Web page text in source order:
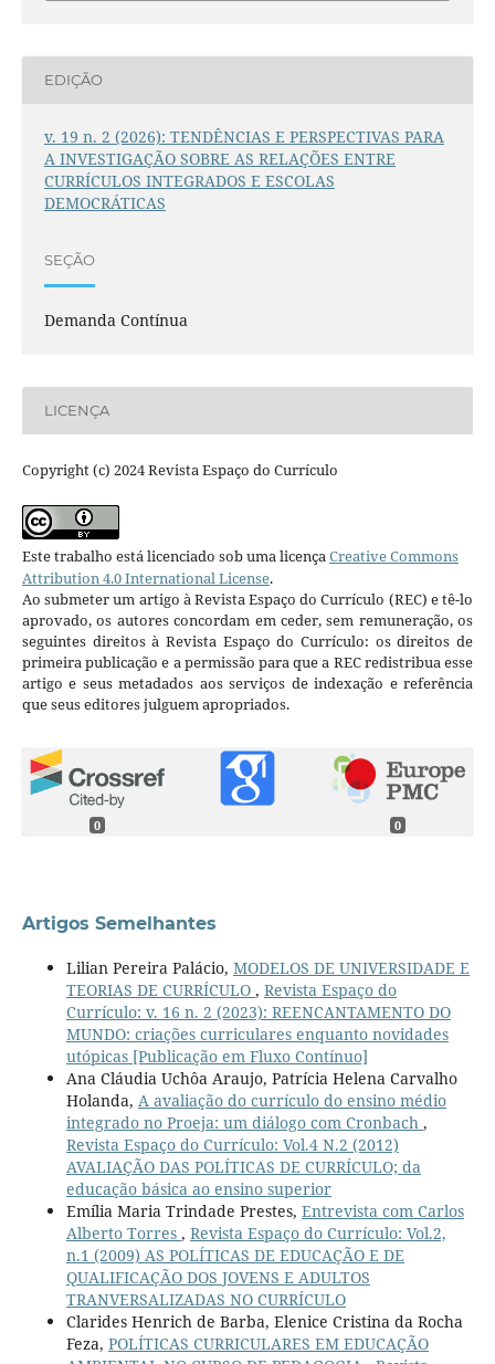
EDIÇÃO
v. 19 n. 2 (2026): TENDÊNCIAS E PERSPECTIVAS PARA
A INVESTIGAÇÃO SOBRE AS RELAÇÕES ENTRE
CURRÍCULOS INTEGRADOS E ESCOLAS
DEMOCRÁTICAS
SEÇÃO
Demanda Contínua
LICENÇA
Copyright (c) 2024 Revista Espaço do Currículo
Este trabalho está licenciado sob uma licençaCreative Commons
Attribution 4.0 International License.
Ao submeter um artigo à Revista Espaço do Currículo (REC) e tê-lo
aprovado, os autores concordam em ceder, sem remuneração, os
seguintes direitos à Revista Espaço do Currículo: os direitos de
primeira publicação e a permissão para que a REC redistribua esse
artigo e seus metadados aos serviços de indexação e referência
que seus editores julguem apropriados.
0 0
Artigos Semelhantes
Lilian Pereira Palácio, MODELOS DE UNIVERSIDADE E
TEORIAS DE CURRÍCULO , Revista Espaço do
Currículo: v. 16 n. 2 (2023): REENCANTAMENTO DO
MUNDO: criações curriculares enquanto novidades
utópicas [Publicação em Fluxo Contínuo]
Ana Cláudia Uchôa Araujo, Patrícia Helena Carvalho
Holanda, A avaliação do currículo do ensino médio
integrado no Proeja: um diálogo com Cronbach ,
Revista Espaço do Currículo: Vol.4 N.2 (2012)
AVALIAÇÃO DAS POLÍTICAS DE CURRÍCULO; da
educação básica ao ensino superior
Emília Maria Trindade Prestes, Entrevista com Carlos
Alberto Torres , Revista Espaço do Currículo: Vol.2,
n.1 (2009) AS POLÍTICAS DE EDUCAÇÃO E DE
QUALIFICAÇÃO DOS JOVENS E ADULTOS
TRANVERSALIZADAS NO CURRÍCULO
Clarides Henrich de Barba, Elenice Cristina da Rocha
Feza, POLÍTICAS CURRICULARES EM EDUCAÇÃO